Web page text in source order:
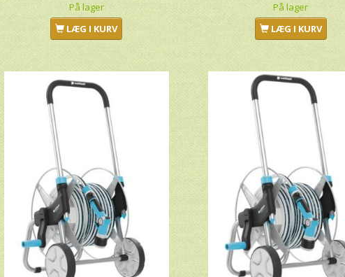
På lager
LÆG I KURV
På lager
LÆG I KURV